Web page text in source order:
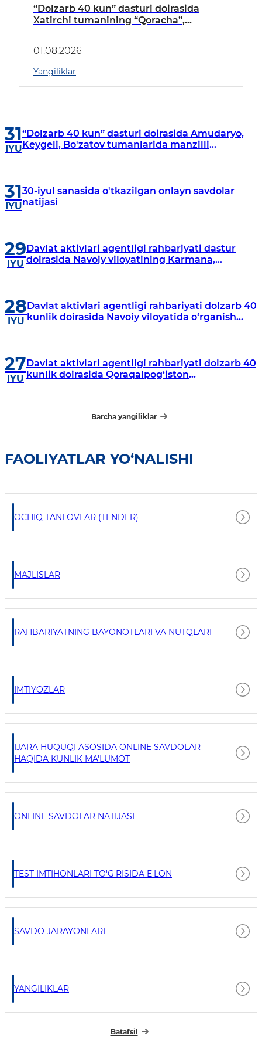
“Dolzarb 40 kun” dasturi doirasida
Xatirchi tumanining “Qoracha”,
borildi
01.08.2026
Yangiliklar
31
IYU
“Dolzarb 40 kun” dasturi doirasida Amudaryo,
Keygeli, Bo'zatov tumanlarida manzilli
31
IYU
30-iyul sanasida o'tkazilgan onlayn savdolar
natijasi
29
IYU
Davlat aktivlari agentligi rahbariyati dastur
doirasida Navoiy viloyatining Karmana,
28
IYU
Davlat aktivlari agentligi rahbariyati dolzarb 40
kunlik doirasida Navoiy viloyatida o‘rganish
27
IYU
Davlat aktivlari agentligi rahbariyati dolzarb 40
kunlik doirasida Qoraqalpog‘iston
Barcha yangiliklar
FAOLIYATLAR YO‘NALISHI
OCHIQ TANLOVLAR (TENDER)
MAJLISLAR
RAHBARIYATNING BAYONOTLARI VA NUTQLARI
IMTIYOZLAR
IJARA HUQUQI ASOSIDA ONLINE SAVDOLAR
HAQIDA KUNLIK MA'LUMOT
ONLINE SAVDOLAR NATIJASI
TEST IMTIHONLARI TO'G'RISIDA E'LON
SAVDO JARAYONLARI
YANGILIKLAR
Batafsil